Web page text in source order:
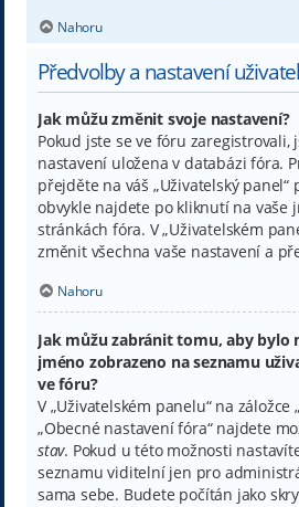
Nahoru
Předvolby a nastavení
Jak můžu změnit svoje nastavení?
Pokud jste se ve fóru zaregistrovali,
nastavení uložena v databázi fóra.
přejděte na váš „Uživatelský panel“
obvykle najdete po kliknutí na vaše
stránkách fóra. V „Uživatelském
změnit všechna vaše nastavení a
Nahoru
Jak můžu zabránit tomu, aby bylo
jméno zobrazeno na seznamu
ve fóru?
V „Uživatelském panelu“ na záložce
„Obecné nastavení fóra“ najdete
stav. Pokud u této možnosti
seznamu viditelní jen pro
sama sebe. Budete počítán jako